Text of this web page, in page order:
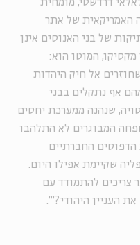
דרדשטי, מומחית
האמריקאית של אתר
של בני האנוסים אינן
מקסיקו, המוטו הוא:
אל חיק היהדות
אף נתקלים בבני
שנהנה ממערכת יחסים
המבוגרים לא התלהבו
החברתיים
שקיימת אפילו היום.
צריכים להתמודד עם
העניין היהודי?'".